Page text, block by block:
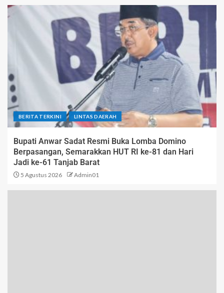
BERITA TERKINI LINTAS DAERAH
Bupati Anwar Sadat Resmi Buka Lomba Domino
Berpasangan, Semarakkan HUT RI ke-81 dan Hari
Jadi ke-61 Tanjab Barat
5 Agustus 2026 Admin01